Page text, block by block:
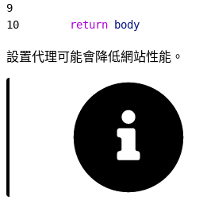
9
10
        return
body
設置代理可能會降低網站性能。